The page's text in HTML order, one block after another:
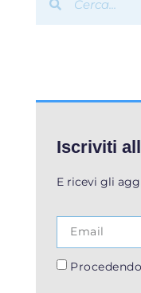
Iscriviti
E ricevi gli